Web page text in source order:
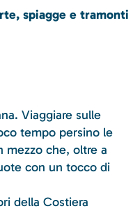
spiagge e tramonti
Viaggiare sulle
tempo persino le
mezzo che, oltre a
con un tocco di
della Costiera